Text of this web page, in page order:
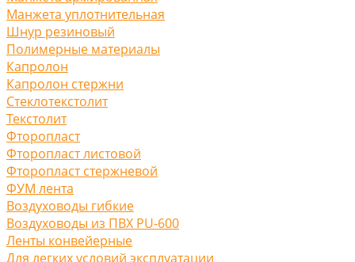
Манжета уплотнительная
Шнур резиновый
Полимерные материалы
Капролон
Капролон стержни
Стеклотекстолит
Текстолит
Фторопласт
Фторопласт листовой
Фторопласт стержневой
ФУМ лента
Воздуховоды гибкие
Воздуховоды из ПВХ PU-600
Ленты конвейерные
Для легких условий эксплуатации